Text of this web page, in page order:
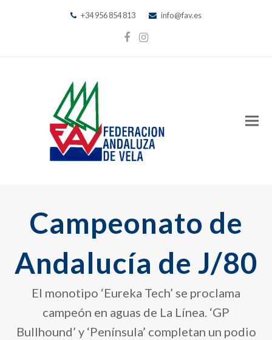
+34 956 854 813 info@fav.es
Facebook
Instagram
Campeonato de
Andalucía de J/80
El monotipo ‘Eureka Tech’ se proclama
campeón en aguas de La Línea. ‘GP
Bullhound’ y ‘Península’ completan un podio